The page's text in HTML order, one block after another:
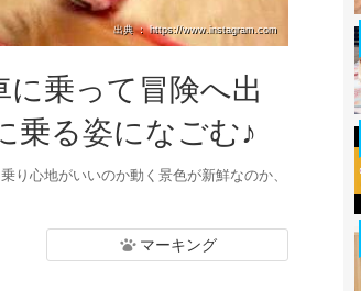
出典 ： https://www.instagram.com
乗って冒険へ出
乗る姿になごむ♪
り心地がいいのか動く景色が新鮮なのか、
マーキング